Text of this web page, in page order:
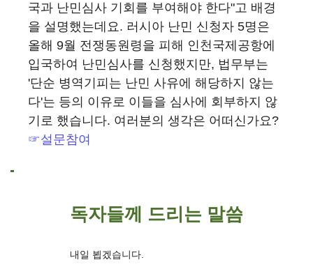
국과 난민심사 기회를 부여해야 한다"고 배경
을 설명했는데요. 러시아 난민 신청자 5명은
올해 9월 전쟁동원령을 피해 인천국제공항에
입국하여 난민심사를 신청했지만, 법무부는
'단순 병역기피는 난민 사유에 해당하지 않는
다'는 등의 이유로 이들을 심사에 회부하지 않
기로 했습니다. 여러분의 생각은 어떠신가요?
☞설문참여
독자들께 드리는 말씀
내일 뵙겠습니다.